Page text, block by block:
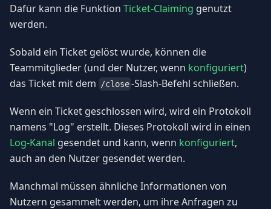
Dafür kann die Funktion Ticket-Claiming genutzt
werden.
Sobald ein Ticket gelöst wurde, können die
Teammitglieder (und der Nutzer, wenn konfiguriert)
das Ticket mit dem
/close -Slash-Befehl schließen.
Wenn ein Ticket geschlossen wird, wird ein Protokoll
namens "Log" erstellt. Dieses Protokoll wird in einen
Log-Kanal gesendet und kann, wenn konfiguriert,
auch an den Nutzer gesendet werden.
Manchmal müssen ähnliche Informationen von
Nutzern gesammelt werden, um ihre Anfragen zu